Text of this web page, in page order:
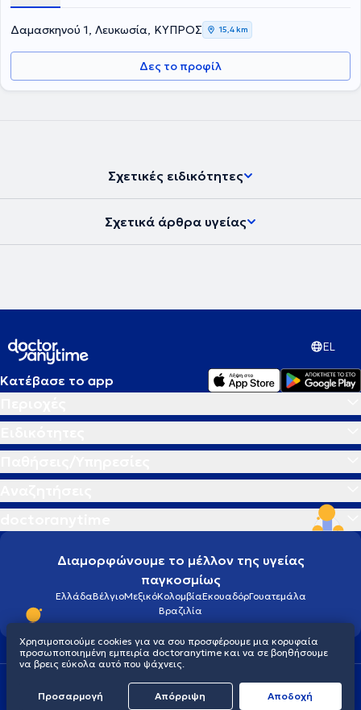
Δαμασκηνού 1, Λευκωσία, ΚΥΠΡΟΣ 15,4 km
Δες το προφίλ
Σχετικές ειδικότητες
Σχετικά άρθρα υγείας
EL
Κατέβασε το app
Διαμορφώνουμε το μέλλον της υγείας
παγκοσμίως
ΕλλάδαΒέλγιοΜεξικόΚολομβίαΕκουαδόρΓουατεμάλα
Βραζιλία
Πολιτική προστασίας προσωπικού απορρήτου
© 2026 doctoranytime
Χρησιμοποιούμε cookies για να σου προσφέρουμε μια κορυφαία
προσωποποιημένη εμπειρία doctoranytime και να σε βοηθήσουμε
να βρεις εύκολα αυτό που ψάχνεις.
Προσαρμογή Απόρριψη Aποδοχή